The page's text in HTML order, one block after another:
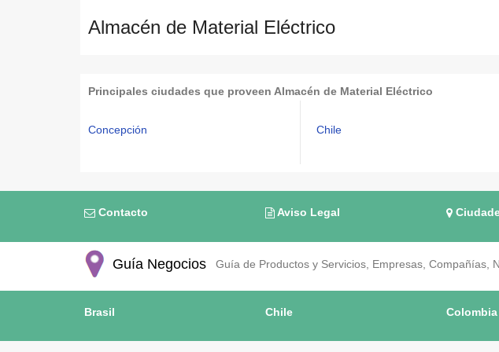
Almacén de Material Eléctrico
Principales ciudades que proveen Almacén de Material Eléctrico
Concepción Chile
Contacto Aviso Legal
Guía Negocios Guía de Productos y Servicios, Empresas, Compañías,
Brasil Chile Colombia